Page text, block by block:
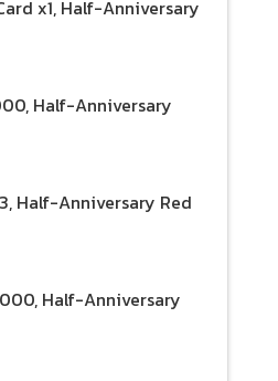
x1, Half-Anniversary
Half-Anniversary
Half-Anniversary Red
Half-Anniversary